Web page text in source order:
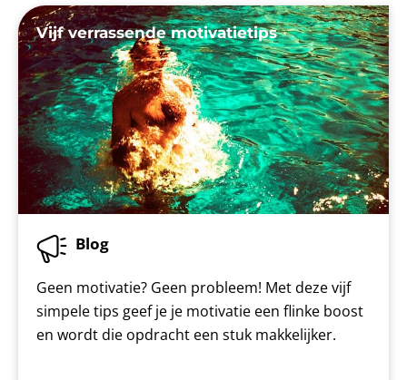
Vijf verrassende motivatietips
Blog
Geen motivatie? Geen probleem! Met deze vijf
simpele tips geef je je motivatie een flinke boost
en wordt die opdracht een stuk makkelijker.